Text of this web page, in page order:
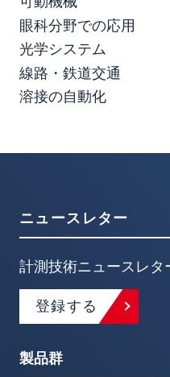
眼科分野での応用
光学システム
線路・鉄道交通
溶接の自動化
ニュースレター
計測技術ニュースレタ
登録する
製品群